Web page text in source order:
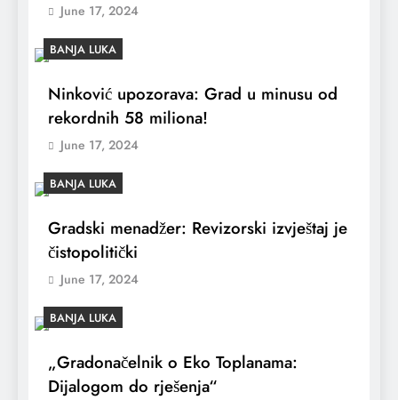
June 17, 2024
BANJA LUKA
Ninković upozorava: Grad u minusu od
rekordnih 58 miliona!
June 17, 2024
BANJA LUKA
Gradski menadžer: Revizorski izvještaj je
čistopolitički
June 17, 2024
BANJA LUKA
„Gradonačelnik o Eko Toplanama:
Dijalogom do rješenja“